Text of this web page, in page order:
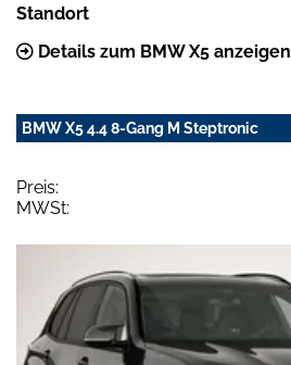
Standort
Details zum BMW X5 anzeigen
BMW X5 4.4 8-Gang M Steptronic
Preis:
MWSt: